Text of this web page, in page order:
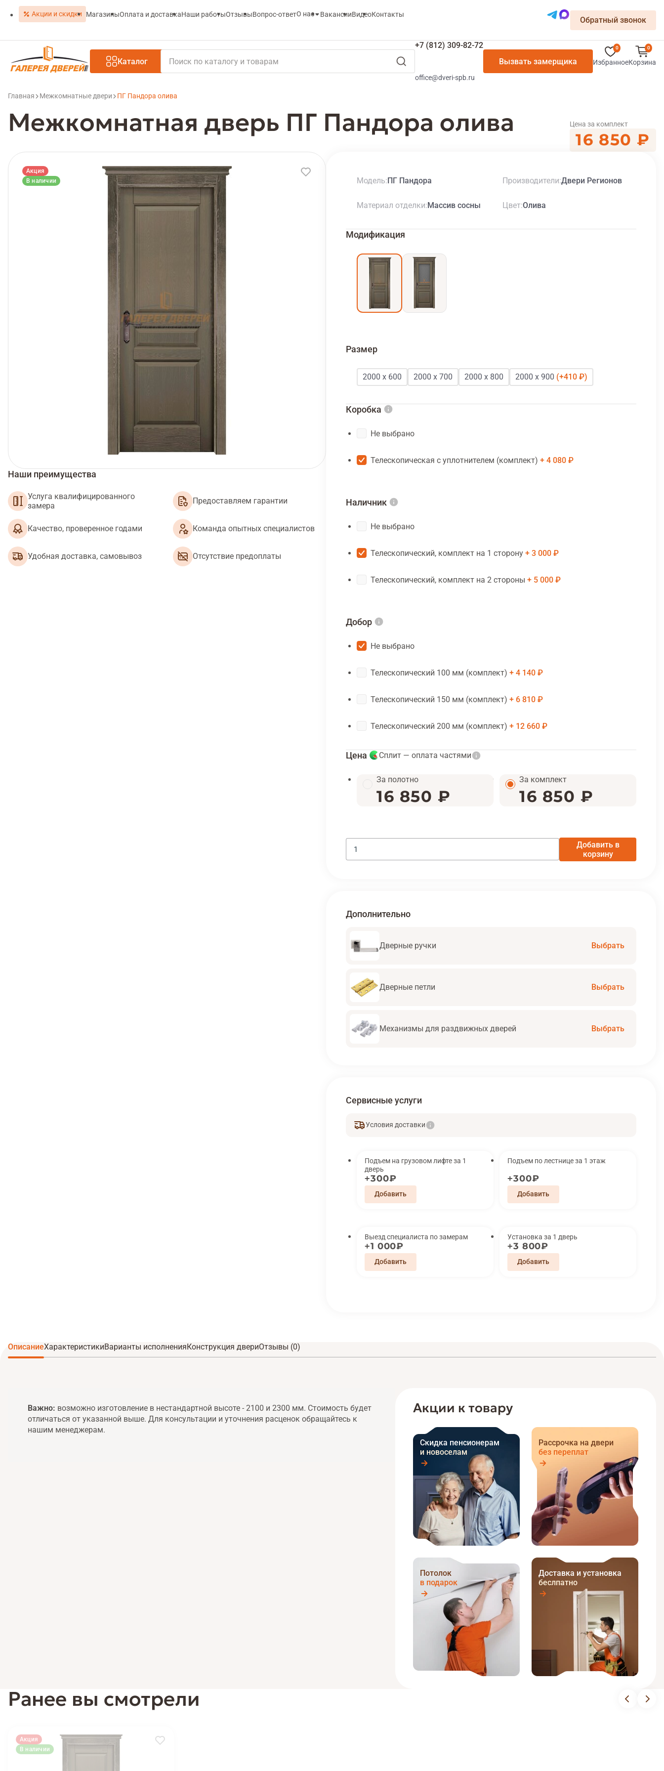
Акции и скидки МагазиныОплата и доставкаНаши работыОтзывыВопрос-ответО нас ВакансииВидеоКонтакты
Обратный звонок
Каталог
+7 (812) 309-82-72
office@dveri-spb.ru
Вызвать замерщика
0
Избранное
0
Корзина
Главная Межкомнатные двери ПГ Пандора олива
Межкомнатная дверь ПГ Пандора олива Цена за комплект
16 850 ₽
Акция
В наличии
Наши преимущества
Услуга квалифицированного
замера
Предоставляем гарантии
Качество, проверенное годами Команда опытных специалистов
Удобная доставка, самовывоз Отсутствие предоплаты
Модель ПГ Пандора Производители Двери Регионов
Материал отделки Массив сосны Цвет Олива
Модификация
Размер
2000 х 600 2000 х 700 2000 х 800 2000 х 900 410 ₽
Коробка
Не выбрано
Телескопическая с уплотнителем (комплект) 4 080 ₽
Наличник
Не выбрано
Телескопический, комплект на 1 сторону 3 000 ₽
Телескопический, комплект на 2 стороны 5 000 ₽
Добор
Не выбрано
Телескопический 100 мм (комплект) 4 140 ₽
Телескопический 150 мм (комплект) 6 810 ₽
Телескопический 200 мм (комплект) 12 660 ₽
Цена Сплит — оплата частями
За полотно
16 850 ₽
За комплект
16 850 ₽
Добавить в
корзину
Дополнительно
Дверные ручки Выбрать
Дверные петли Выбрать
Механизмы для раздвижных дверей Выбрать
Сервисные услуги
Условия доставки
Подъем на грузовом лифте за 1
дверь
300₽
Подъем по лестнице за 1 этаж
300₽
Выезд специалиста по замерам
1 000₽
Установка за 1 дверь
3 800₽
ОписаниеХарактеристикиВарианты исполненияКонструкция двериОтзывы (0)
Важно: возможно изготовление в нестандартной высоте - 2100 и 2300 мм. Стоимость будет
отличаться от указанной выше. Для консультации и уточнения расценок обращайтесь к
нашим менеджерам.
Акции к товару
Скидка пенсионерам
и новоселам
Рассрочка на двери
без переплат
Потолок
в подарок
Доставка и установка
беслпатно
Ранее вы смотрели
Акция
В наличии